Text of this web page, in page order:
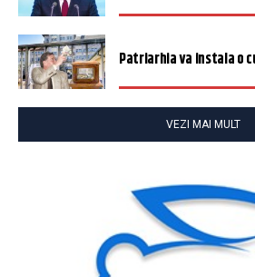
Patriarhia va instala o
VEZI MAI MULT